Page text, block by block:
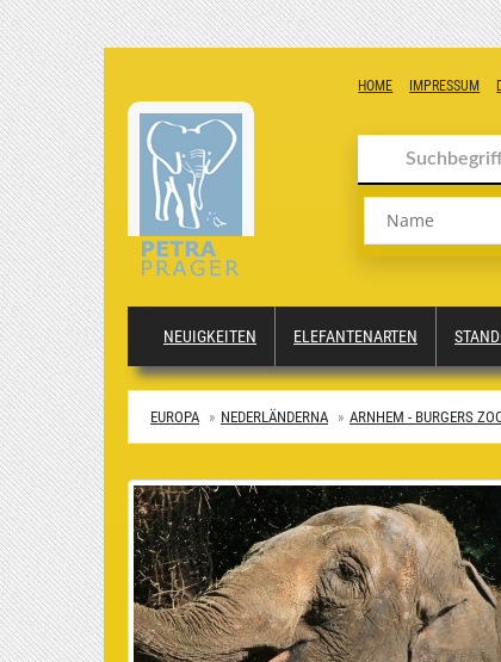
HOME IMPRESSUM
Name
NEUIGKEITEN ELEFANTENARTEN
EUROPA NEDERLÄNDERNA ARNHEM - BURGERS